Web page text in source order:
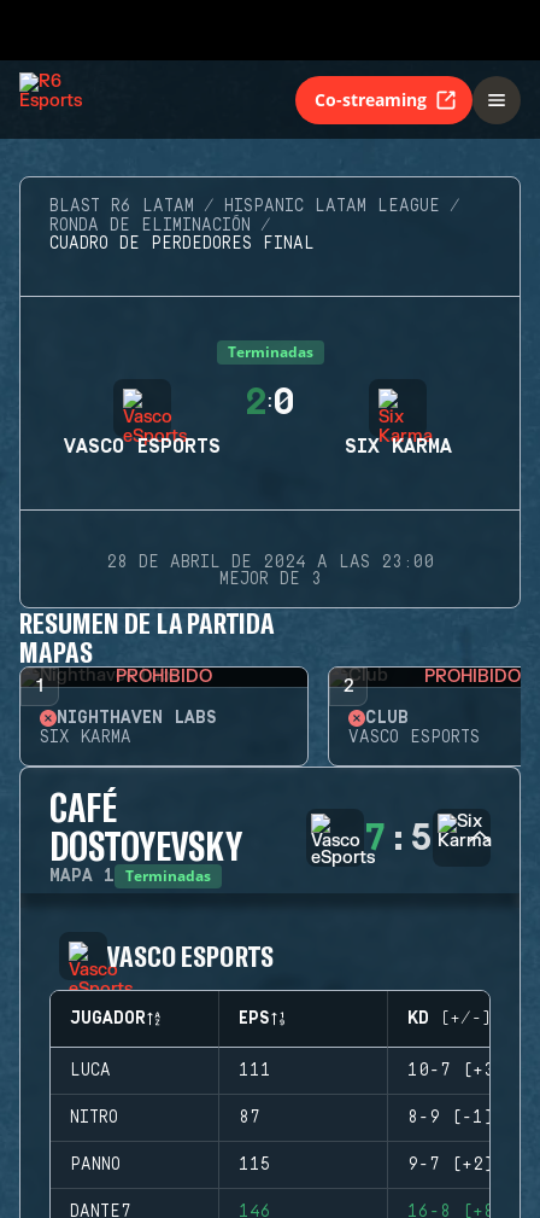
Co-streaming
BLAST R6 LATAM
HISPANIC LATAM LEAGUE
RONDA DE ELIMINACIÓN
CUADRO DE PERDEDORES FINAL
Terminadas
VASCO ESPORTS
2:0
SIX KARMA
28 DE ABRIL DE 2024 A LAS 23:00
MEJOR DE 3
RESUMEN DE LA PARTIDA
MAPAS
1 PROHIBIDO
NIGHTHAVEN LABS
SIX KARMA
2 PROHIBIDO
CLUB
VASCO ESPORTS
CAFÉ
DOSTOYEVSKY
MAPA 1 Terminadas
7 : 5
VASCO ESPORTS
JUGADOR EPS KD (+/-)
LUCA 111 10-7 (+3)
NITRO 87 8-9 (-1)
PANNO 115 9-7 (+2)
DANTE7 146 16-8 (+8)